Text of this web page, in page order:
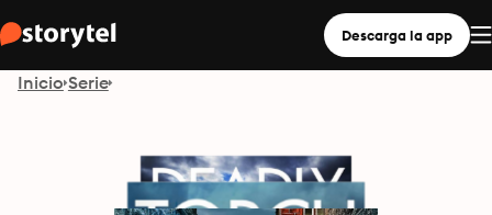
Descarga la app
Inicio Serie